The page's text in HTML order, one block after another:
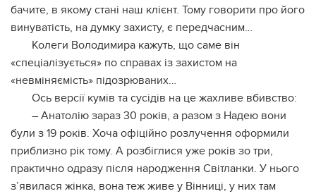
бачите, в якому стані наш клієнт. Тому говорити про його
винуватість, на думку захисту, є передчасним…
Колеги Володимира кажуть, що саме він
«спеціалізується» по справах із захистом на
«невміняємість» підозрюваних…
Ось версії кумів та сусідів на це жахливе вбивство:
– Анатолію зараз 30 років, а разом з Надею вони
були з 19 років. Хоча офіційно розлучення оформили
приблизно рік тому. А розбіглися уже років зо три,
практично одразу після народження Світланки. У нього
з’явилася жінка, вона теж живе у Вінниці, у них там